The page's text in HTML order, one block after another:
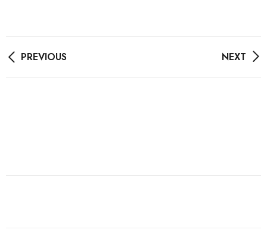
Post
PREVIOUS NEXT